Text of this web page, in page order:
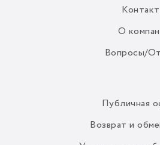
О
Вопросы/
Публичная
Возврат и